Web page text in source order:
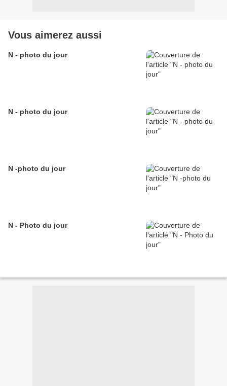
Vous aimerez aussi
N - photo du jour
N - photo du jour
N -photo du jour
N - Photo du jour